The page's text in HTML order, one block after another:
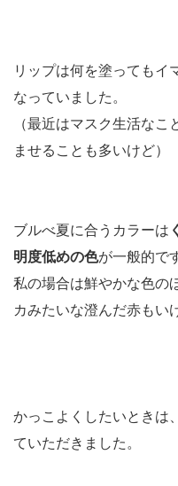
リップは何を塗ってもイ
なっていました。
（最近はマスク生活な
ませることも多いけど）
ブルべ夏に合うカラーは
明度低めの色が一般的で
私の場合は鮮やかな色の
カみたいな澄んだ赤もい
かっこよくしたいときは、
ていただきました。